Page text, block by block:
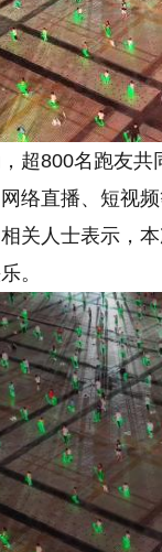
超800名跑友
络直播、短视
关人士表示，
。